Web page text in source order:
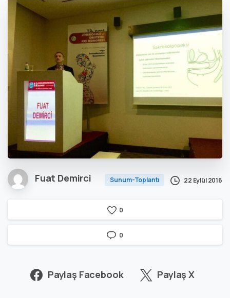
Fuat Demirci Sunum-Toplantı 22 Eylül 2016
0
0
Paylaş Facebook Paylaş X